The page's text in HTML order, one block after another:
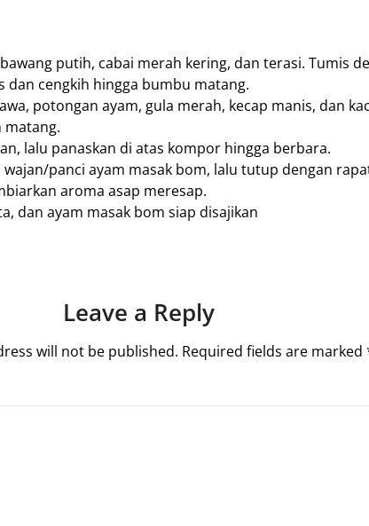
putih, cabai merah kering, dan terasi. Tumis
dan cengkih hingga bumbu matang.
potongan ayam, gula merah, kecap manis, dan
matang.
lalu panaskan di atas kompor hingga berbara.
panci ayam masak bom, lalu tutup dengan
aroma asap meresap.
dan ayam masak bom siap disajikan
Leave a Reply
will not be published. Required fields are marked